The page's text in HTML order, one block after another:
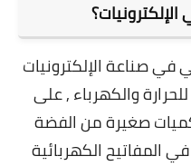
صناعة الإلكترونيات
والكهرباء , على
صغيرة من الفضة
المفاتيح الكهربائية